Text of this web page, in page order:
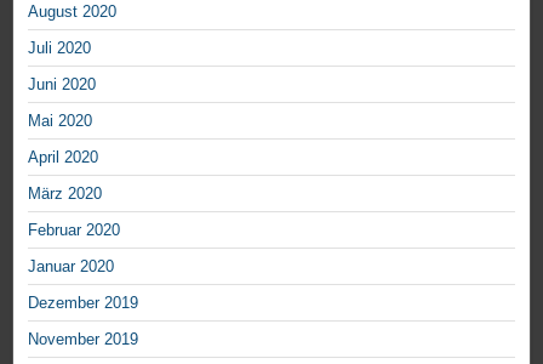
August 2020
Juli 2020
Juni 2020
Mai 2020
April 2020
März 2020
Februar 2020
Januar 2020
Dezember 2019
November 2019